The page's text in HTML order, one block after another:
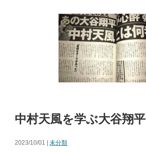
中村天風を学ぶ大谷翔平
2023/10/01 | 未分類